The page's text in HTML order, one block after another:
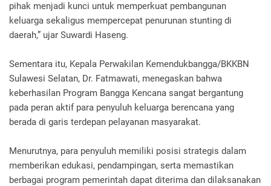
pihak menjadi kunci untuk memperkuat pembangunan
keluarga sekaligus mempercepat penurunan stunting di
daerah,” ujar Suwardi Haseng.
Sementara itu, Kepala Perwakilan Kemendukbangga/BKKBN
Sulawesi Selatan, Dr. Fatmawati, menegaskan bahwa
keberhasilan Program Bangga Kencana sangat bergantung
pada peran aktif para penyuluh keluarga berencana yang
berada di garis terdepan pelayanan masyarakat.
Menurutnya, para penyuluh memiliki posisi strategis dalam
memberikan edukasi, pendampingan, serta memastikan
berbagai program pemerintah dapat diterima dan dilaksanakan